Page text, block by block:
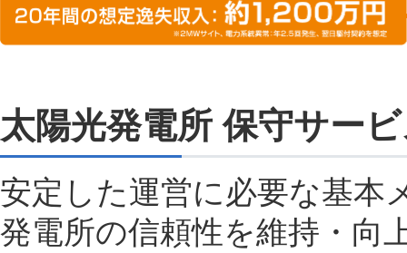
太陽光発電所 保守サー
安定した運営に必要な基本
発電所の信頼性を維持・向